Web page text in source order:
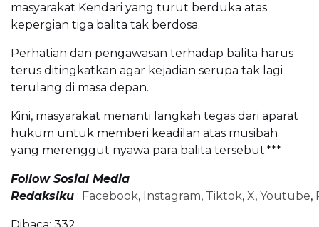
masyarakat Kendari yang turut berduka atas
kepergian tiga balita tak berdosa.
Perhatian dan pengawasan terhadap balita harus
terus ditingkatkan agar kejadian serupa tak lagi
terulang di masa depan.
Kini, masyarakat menanti langkah tegas dari aparat
hukum untuk memberi keadilan atas musibah
yang merenggut nyawa para balita tersebut.***
Follow Sosial Media
Redaksiku : Facebook, Instagram, Tiktok, X, Youtube,